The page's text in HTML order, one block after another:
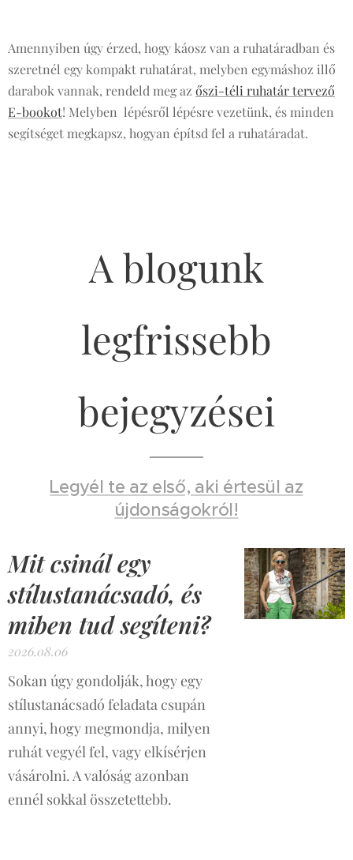
Amennyiben úgy érzed, hogy káosz van a ruhatáradban és
szeretnél egy kompakt ruhatárat, melyben egymáshoz illő
darabok vannak, rendeld meg az őszi-téli ruhatár tervező
E-bookot! Melyben lépésről lépésre vezetünk, és minden
segítséget megkapsz, hogyan építsd fel a ruhatáradat.
A blogunk
legfrissebb
bejegyzései
Legyél te az első, aki értesül az
újdonságokról!
Mit csinál egy
stílustanácsadó, és
miben tud segíteni?
2026.08.06
Sokan úgy gondolják, hogy egy
stílustanácsadó feladata csupán
annyi, hogy megmondja, milyen
ruhát vegyél fel, vagy elkísérjen
vásárolni. A valóság azonban
ennél sokkal összetettebb.